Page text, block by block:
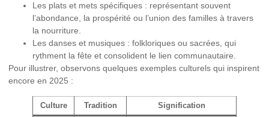
Les plats et mets spécifiques : représentant souvent
l’abondance, la prospérité ou l’union des familles à travers
la nourriture.
Les danses et musiques : folkloriques ou sacrées, qui
rythment la fête et consolident le lien communautaire.
Pour illustrer, observons quelques exemples culturels qui inspirent
encore en 2025 :
Culture Tradition Signification